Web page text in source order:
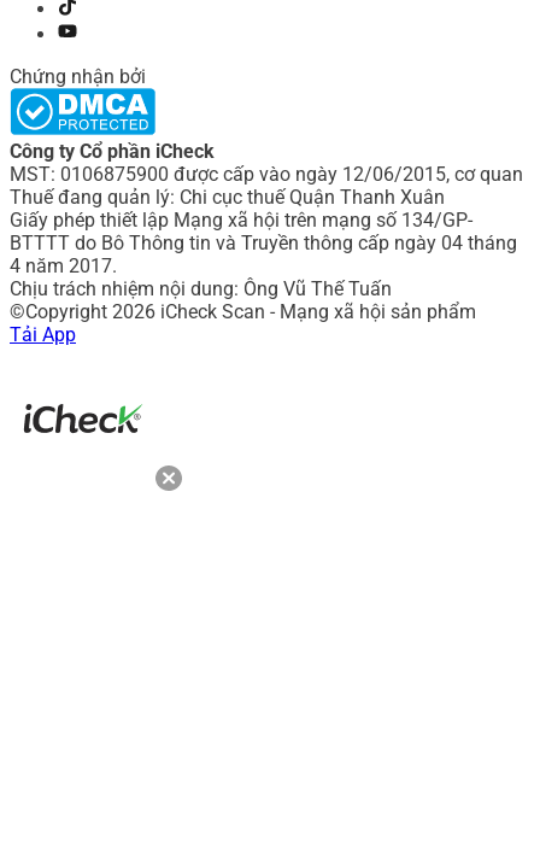
Chứng nhận bởi
Công ty Cổ phần iCheck
MST: 0106875900 được cấp vào ngày 12/06/2015, cơ quan
Thuế đang quản lý: Chi cục thuế Quận Thanh Xuân
Giấy phép thiết lập Mạng xã hội trên mạng số 134/GP-
BTTTT do Bô Thông tin và Truyền thông cấp ngày 04 tháng
4 năm 2017.
Chịu trách nhiệm nội dung: Ông Vũ Thế Tuấn
©Copyright 2026 iCheck Scan - Mạng xã hội sản phẩm
Tải App